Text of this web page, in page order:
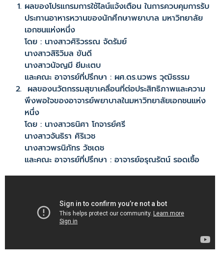
ผลของโปรแกรมการใช้ไลน์แจ้งเตือน ในการควบคุมการรับ
ประทานอาหารหวานของนักศึกษาพยาบาล มหาวิทยาลัย
เอกชนแห่งหนึ่ง
โดย : นางสาวศิริวรรณ จัดรัมย์
นางสาวสิริวิมล ขันดี
นางสาวนัจญมี ยีมะเตบ
และคณะ อาจารย์ที่ปรึกษา : ผศ.ดร.นวพร วุฒิธรรม
ผลของนวัตกรรมสุขาเคลื่อนที่ต่อประสิทธิภาพและความ
พึงพอใจของอาจารย์พยาบาลในมหาวิทยาลัยเอกชนแห่ง
หนึ่ง
โดย : นางสาวธนิศา โกจารย์ศรี
นางสาวจันธิรา ศิริเวช
นางสาวพรนิภัทร วัชเดช
และคณะ อาจารย์ที่ปรึกษา : อาจารย์อรุณรัตน์ รอดเชื้อ